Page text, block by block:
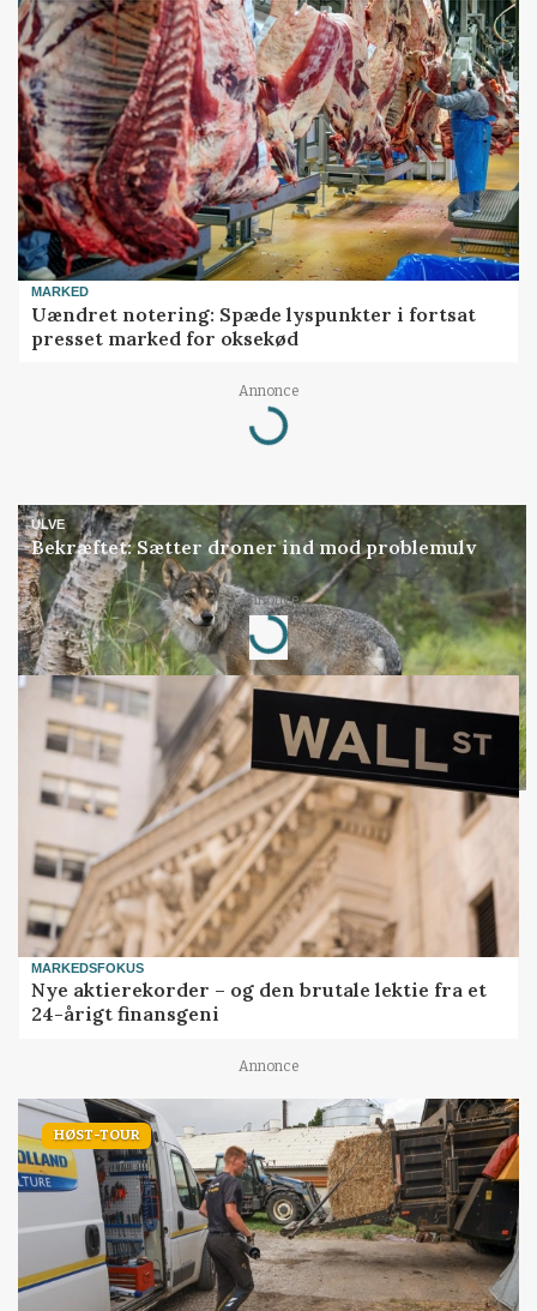
MARKED
Uændret notering: Spæde lyspunkter i fortsat
presset marked for oksekød
Annonce
Loading...
ULVE
Bekræftet: Sætter droner ind mod problemulv
Annonce
Loading...
MARKEDSFOKUS
Nye aktierekorder – og den brutale lektie fra et
24-årigt finansgeni
Annonce
HØST-TOUR